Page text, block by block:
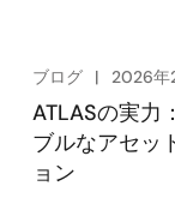
ブログ 2026年
ATLASの実力
ブルなアセッ
ョン